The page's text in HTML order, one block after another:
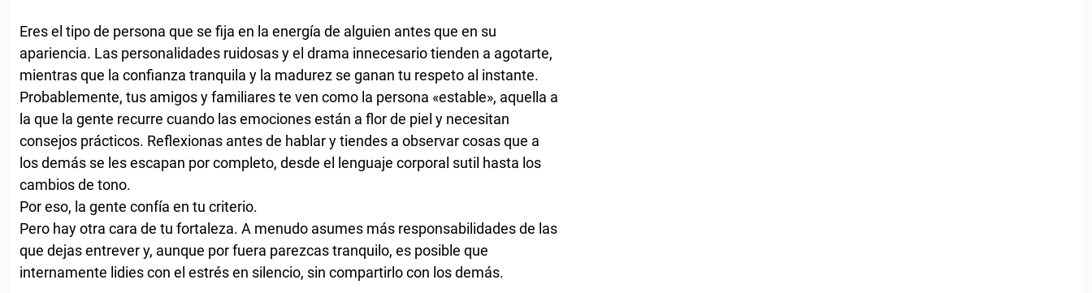
Eres el tipo de persona que se fija en la energía de alguien antes que en su
apariencia. Las personalidades ruidosas y el drama innecesario tienden a agotarte,
mientras que la confianza tranquila y la madurez se ganan tu respeto al instante.
Probablemente, tus amigos y familiares te ven como la persona «estable», aquella a
la que la gente recurre cuando las emociones están a flor de piel y necesitan
consejos prácticos. Reflexionas antes de hablar y tiendes a observar cosas que a
los demás se les escapan por completo, desde el lenguaje corporal sutil hasta los
cambios de tono.
Por eso, la gente confía en tu criterio.
Pero hay otra cara de tu fortaleza. A menudo asumes más responsabilidades de las
que dejas entrever y, aunque por fuera parezcas tranquilo, es posible que
internamente lidies con el estrés en silencio, sin compartirlo con los demás.